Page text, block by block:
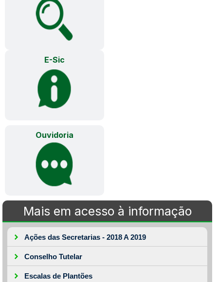
E-Sic
Ouvidoria
Mais em acesso à informação
Ações das Secretarias - 2018 A 2019
Conselho Tutelar
Escalas de Plantões